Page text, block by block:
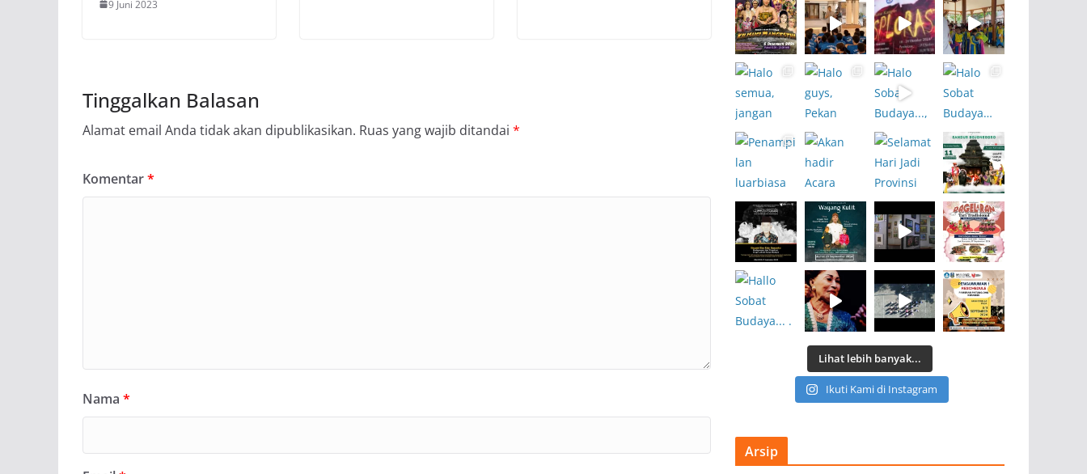
9 Juni 2023
Tinggalkan Balasan
Alamat email Anda tidak akan dipublikasikan. Ruas yang wajib ditandai *
Komentar*
Nama *
Lihat lebih banyak...
Ikuti Kami di Instagram
Arsip